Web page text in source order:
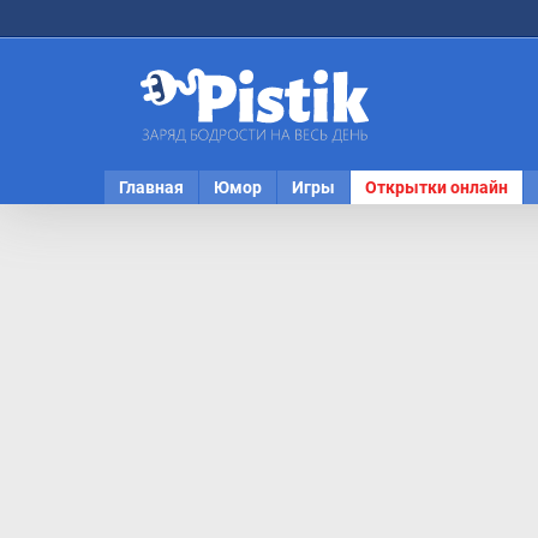
Главная Юмор Игры Открытки онлайн